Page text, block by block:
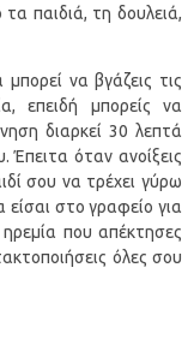
παιδιά, τη δουλειά,
να βγάζεις τις
επειδή μπορείς να
διαρκεί 30 λεπτά
Έπειτα όταν ανοίξεις
σου να τρέχει γύρω
στο γραφείο για
που απέκτησες
όλες σου